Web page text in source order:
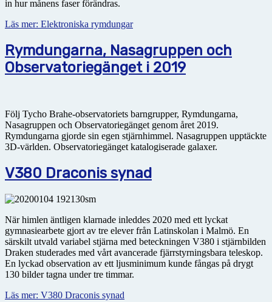
in hur månens faser förändras.
Läs mer: Elektroniska rymdungar
Rymdungarna, Nasagruppen och
Observatoriegänget i 2019
Följ Tycho Brahe-observatoriets barngrupper, Rymdungarna,
Nasagruppen och Observatoriegänget genom året 2019.
Rymdungarna gjorde sin egen stjärnhimmel. Nasagruppen upptäckte
3D-världen. Observatoriegänget katalogiserade galaxer.
V380 Draconis synad
När himlen äntligen klarnade inleddes 2020 med ett lyckat
gymnasiearbete gjort av tre elever från Latin­skolan i Malmö. En
särskilt utvald variabel stjärna med beteckningen V380 i stjärnbilden
Draken studerades med vårt avancerade fjärrstyrningsbara teleskop.
En lyckad observation av ett ljusminimum kunde fångas på drygt
130 bilder tagna under tre timmar.
Läs mer: V380 Draconis synad